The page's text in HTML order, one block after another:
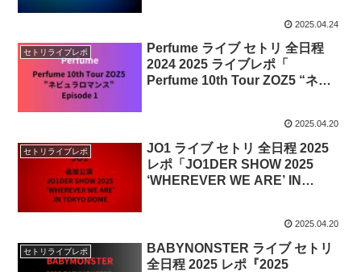
2025.04.24
セトリライブレポ
Perfume ライブ セトリ 全日程
2024 2025 ライブレポ「
Perfume 10th Tour ZOZ5 “ネビ
2025.04.20
セトリライブレポ
JO1 ライブ セトリ 全日程 2025
レポ「JO1DER SHOW 2025
‘WHEREVER WE ARE’ IN
2025.04.20
セトリライブレポ
BABYNONSTER ライブ セトリ
全日程 2025 レポ『2025